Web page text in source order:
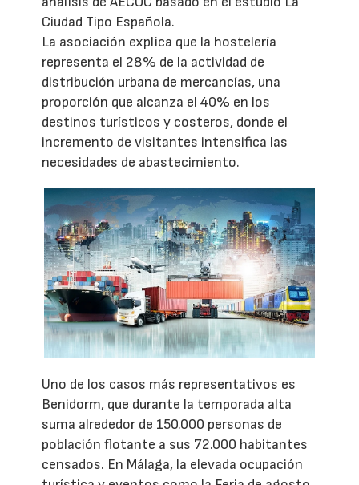
Ciudad Tipo Española.
La asociación explica que la hostelería
representa el 28% de la actividad de
distribución urbana de mercancías, una
proporción que alcanza el 40% en los
destinos turísticos y costeros, donde el
incremento de visitantes intensifica las
necesidades de abastecimiento.
Uno de los casos más representativos es
Benidorm, que durante la temporada alta
suma alrededor de 150.000 personas de
población flotante a sus 72.000 habitantes
censados. En Málaga, la elevada ocupación